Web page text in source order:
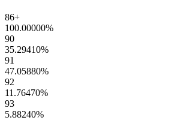
86+
100.00000%
90
35.29410%
91
47.05880%
92
11.76470%
93
5.88240%